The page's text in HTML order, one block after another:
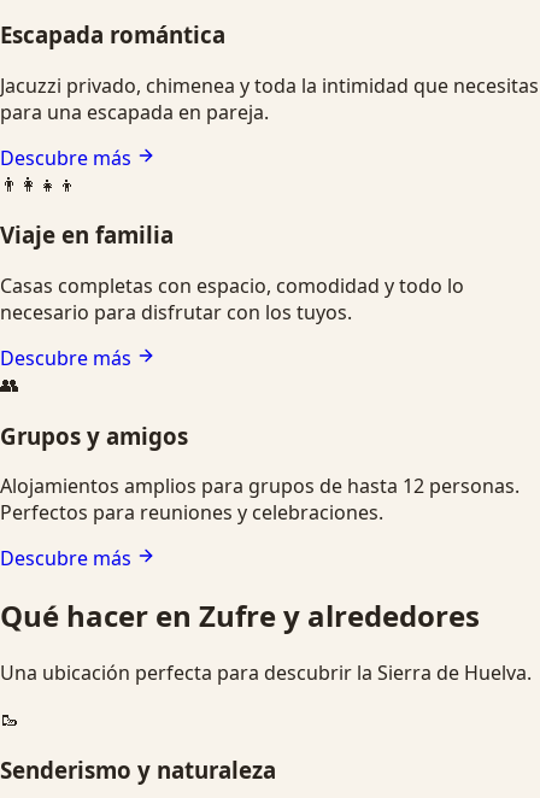
Escapada romántica
Jacuzzi privado, chimenea y toda la intimidad que necesitas
para una escapada en pareja.
Descubre más
👨‍👩‍👧‍👦
Viaje en familia
Casas completas con espacio, comodidad y todo lo
necesario para disfrutar con los tuyos.
Descubre más
👥
Grupos y amigos
Alojamientos amplios para grupos de hasta 12 personas.
Perfectos para reuniones y celebraciones.
Descubre más
Qué hacer en Zufre y alrededores
Una ubicación perfecta para descubrir la Sierra de Huelva.
🥾
Senderismo y naturaleza